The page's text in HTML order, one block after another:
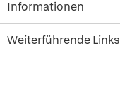
Informationen
Weiterführende Links